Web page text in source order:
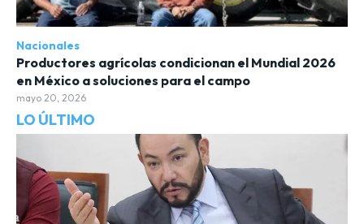
LO ÚLTIMO
Nacionales
Productores agrícolas condicionan el Mundial 2026
en México a soluciones para el campo
mayo 20, 2026